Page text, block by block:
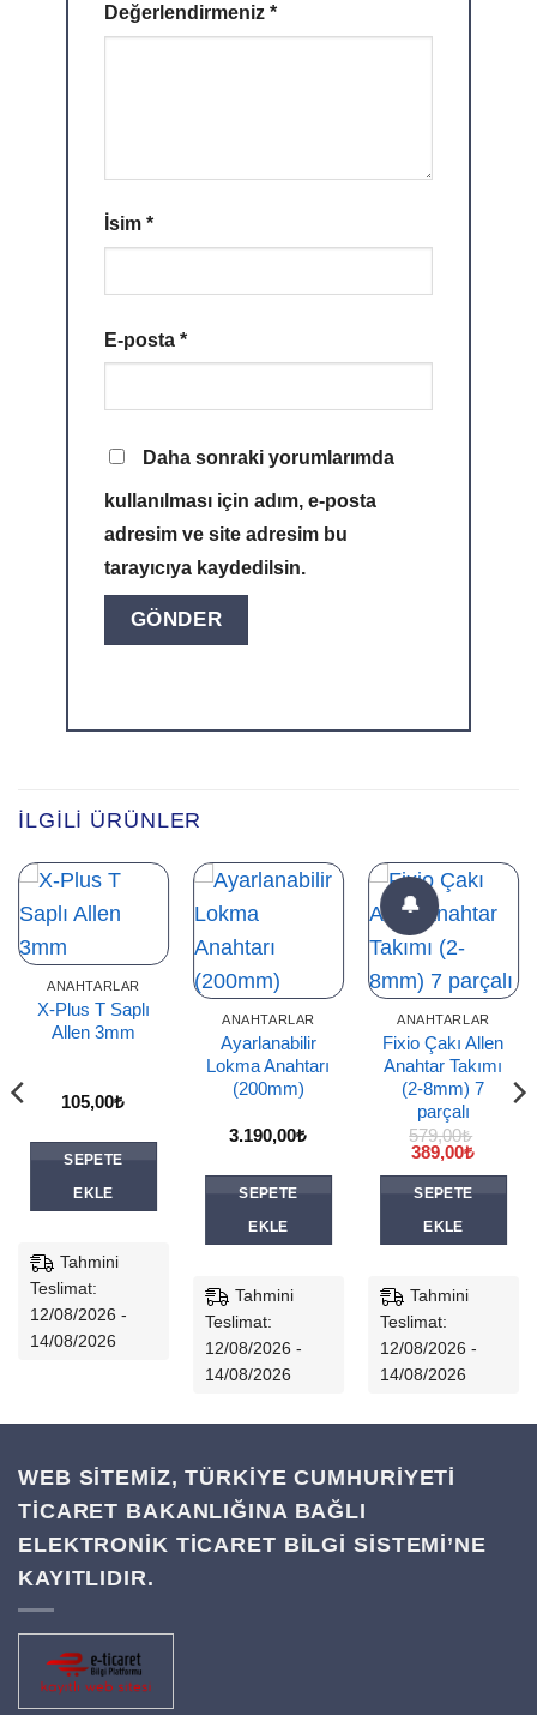
Değerlendirmeniz*
İsim*
E-posta*
Daha sonraki yorumlarımda
kullanılması için adım, e-posta
adresim ve site adresim bu
tarayıcıya kaydedilsin.
İLGILI ÜRÜNLER
ANAHTARLAR
X-Plus T Saplı
Allen 3mm
105,00₺
SEPETE
EKLE
Tahmini
Teslimat:
12/08/2026 -
14/08/2026
ANAHTARLAR
Ayarlanabilir
Lokma Anahtarı
(200mm)
3.190,00₺
SEPETE
EKLE
Tahmini
Teslimat:
12/08/2026 -
14/08/2026
🔔
ANAHTARLAR
Fixio Çakı Allen
Anahtar Takımı
(2-8mm) 7
parçalı
579,00₺
Orijinal
fiyat:
579,00₺.
389,00₺Şu
SEPETE
EKLE
Tahmini
Teslimat:
12/08/2026 -
14/08/2026
WEB SİTEMİZ, TÜRKİYE CUMHURİYETİ
TİCARET BAKANLIĞINA BAĞLI
ELEKTRONİK TİCARET BİLGİ SİSTEMİ’NE
KAYITLIDIR.